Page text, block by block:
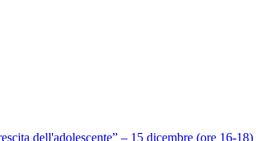
dell'adolescente” – 15 dicembre (ore 16-18)